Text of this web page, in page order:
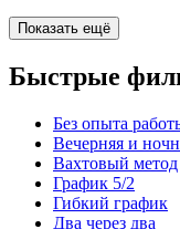
Показать ещё
Быстрые
Без опыта
Вечерняя и
Вахтовый метод
График 5/2
Гибкий график
Два через два